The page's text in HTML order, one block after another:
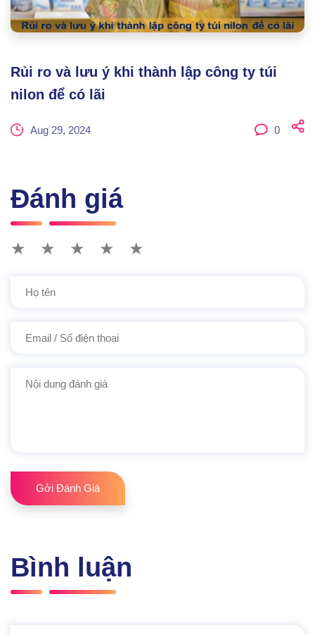
Rủi ro và lưu ý khi thành lập công ty túi
nilon để có lãi
Aug 29, 2024 0
Đánh giá
★ ★ ★ ★ ★
Gởi Đánh Giá
Bình luận